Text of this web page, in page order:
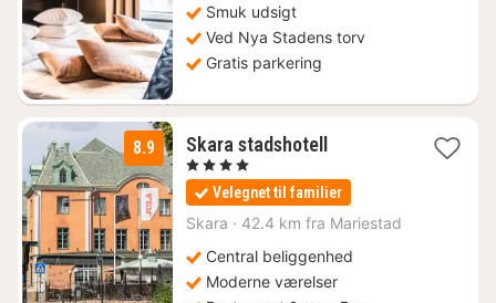
kr.
Smuk udsigt
Ved Nya Stadens torv
Gratis parkering
8.9 Skara stadshotell 1
fra
853
kr.
, 4 Stjerner
Velegnet til familier
Skara · 42.4 km fra Mariestad
Central beliggenhed
Moderne værelser